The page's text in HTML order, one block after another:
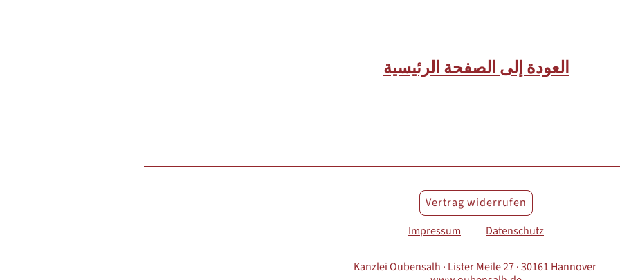
العودة إلى الصفحة الرئيسية
Impressum Datenschutz
Kanzlei Oubensalh · Lister Meile 27 · 30161 Hannover
Vertrag widerrufen